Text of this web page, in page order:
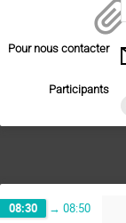
Pour nous contacter
Participants
08:30 → 08:50